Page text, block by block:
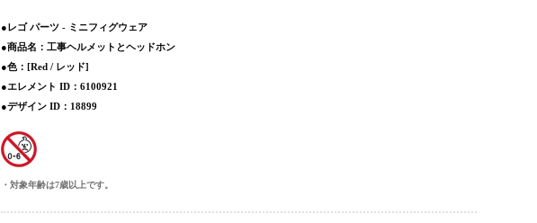
●レゴ パーツ - ミニフィグウェア
●商品名：工事ヘルメットとヘッドホン
●色：[Red / レッド]
●エレメント ID：6100921
●デザイン ID：18899
対象年齢は7歳以上です。